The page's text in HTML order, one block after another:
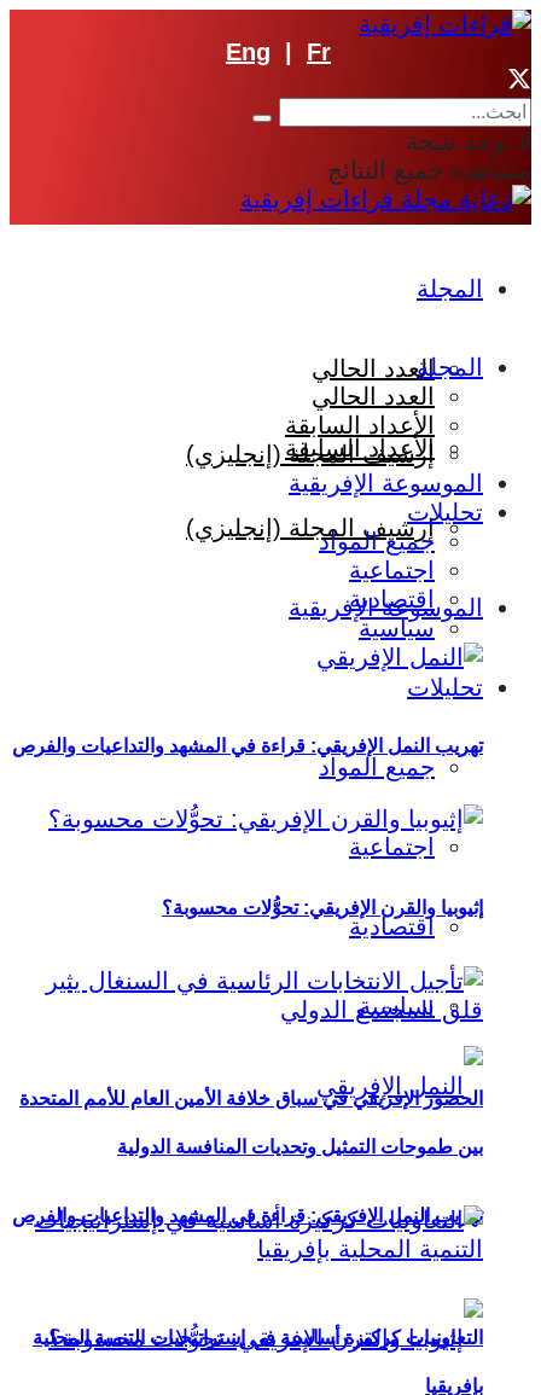
Eng Fr
لا توجد نتيجة
مشاهدة جميع النتائج
المجلة
العدد الحالي
الأعداد السابقة
إرشيف المجلة (إنجليزي)
الموسوعة الإفريقية
تحليلات
جميع المواد
اجتماعية
اقتصادية
سياسية
تهريب النمل الإفريقي: قراءة في المشهد والتداعيات والفرص
المجلة
العدد الحالي
الأعداد السابقة
إرشيف المجلة (إنجليزي)
الموسوعة الإفريقية
تحليلات
جميع المواد
اجتماعية
اقتصادية
سياسية
تهريب النمل الإفريقي: قراءة في المشهد والتداعيات والفرص
إثيوبيا والقرن الإفريقي: تحوُّلات محسوبة؟
الحضور الإفريقي في سباق خلافة الأمين العام للأمم المتحدة
بين طموحات التمثيل وتحديات المنافسة الدولية
التعاونيات كركيزة أساسية في إستراتيجيات التنمية المحلية
بإفريقيا